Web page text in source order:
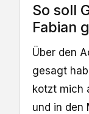
So soll
Fabian
Über den
gesagt
kotzt mich
und in den